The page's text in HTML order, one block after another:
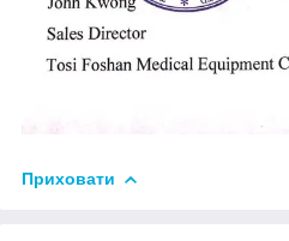
Приховати